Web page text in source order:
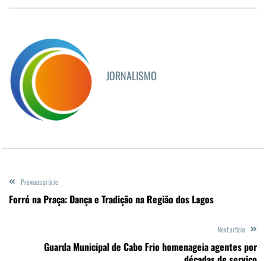
JORNALISMO
Previous article
Forró na Praça: Dança e Tradição na Região dos Lagos
Next article
Guarda Municipal de Cabo Frio homenageia agentes por